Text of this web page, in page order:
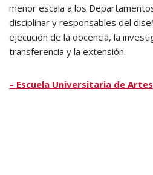
menor escala a los
disciplinar y responsables del
ejecución de la docencia, la
transferencia y la extensión.
– Escuela Universitaria de Artes